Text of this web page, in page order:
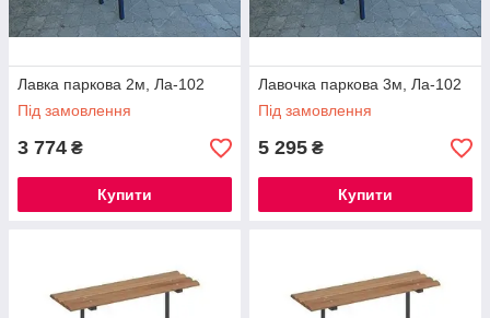
Лавка паркова 2м, Ла-102
Під замовлення
3 774 ₴
Купити
Лавочка паркова 3м, Ла-102
Під замовлення
5 295 ₴
Купити